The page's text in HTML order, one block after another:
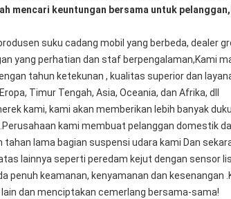
mencari keuntungan bersama untuk
suku cadang mobil yang berbeda, dealer
yang perhatian dan staf berpengalaman,Kami
tahun ketekunan , kualitas superior dan
Timur Tengah, Asia, Oceania, dan Afrika, dll
kami, kami akan memberikan lebih banyak
kami membuat pelanggan domestik
lama bagian suspensi udara kami Dan
lainnya seperti peredam kejut dengan sensor
penuh keamanan, kenyamanan dan kesenangan
dan menciptakan cemerlang bersama-sama!